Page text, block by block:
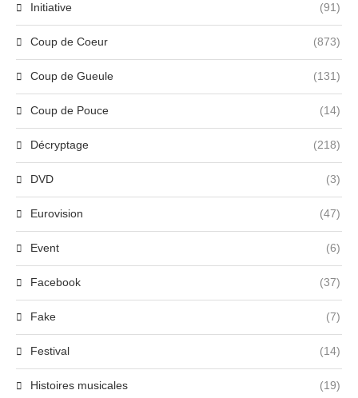
Initiative (91)
Coup de Coeur (873)
Coup de Gueule (131)
Coup de Pouce (14)
Décryptage (218)
DVD (3)
Eurovision (47)
Event (6)
Facebook (37)
Fake (7)
Festival (14)
Histoires musicales (19)